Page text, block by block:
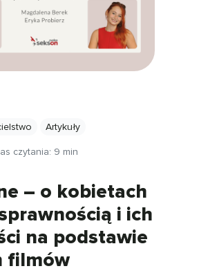
Artykuły
czytania: 9 min
– o kobietach
i ich
na podstawie
filmów